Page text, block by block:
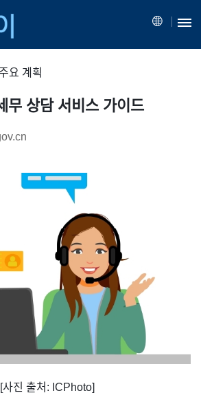
요 계획
무 상담 서비스 가이드
[사진 출처: ICPhoto]